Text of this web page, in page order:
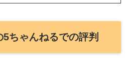
ちゃんねるでの評判